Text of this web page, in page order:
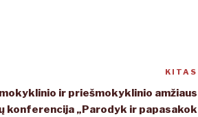
KITAS
ir priešmokyklinio amžiaus
konferencija „Parodyk ir papasakok